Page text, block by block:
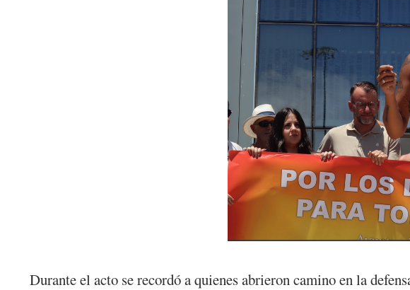
Durante el acto se recordó a quienes abrieron camino en la